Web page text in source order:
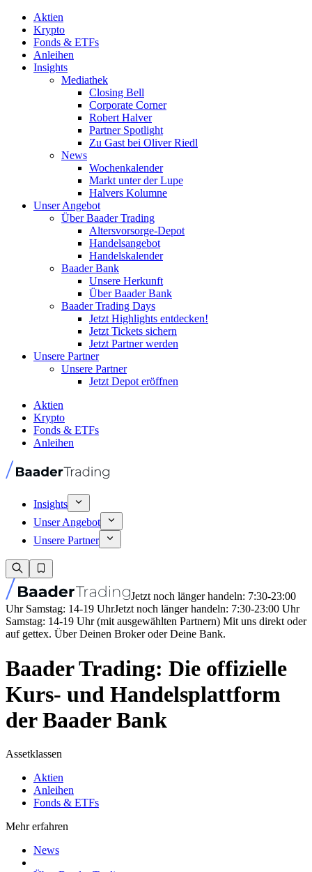
Aktien
Krypto
Fonds & ETFs
Anleihen
Insights
Mediathek
Closing Bell
Corporate Corner
Robert Halver
Partner Spotlight
Zu Gast bei Oliver Riedl
News
Wochenkalender
Markt unter der Lupe
Halvers Kolumne
Unser Angebot
Über Baader Trading
Altersvorsorge-Depot
Handelsangebot
Handelskalender
Baader Bank
Unsere Herkunft
Über Baader Bank
Baader Trading Days
Jetzt Highlights entdecken!
Jetzt Tickets sichern
Jetzt Partner werden
Unsere Partner
Unsere Partner
Jetzt Depot eröffnen
Aktien
Krypto
Fonds & ETFs
Anleihen
Insights
Unser Angebot
Unsere Partner
Jetzt noch länger handeln: 7:30-23:00
Uhr Samstag: 14-19 UhrJetzt noch länger handeln: 7:30-23:00 Uhr
Samstag: 14-19 Uhr (mit ausgewählten Partnern) Mit uns direkt oder
auf gettex. Über Deinen Broker oder Deine Bank.
Baader Trading: Die offizielle
Kurs- und Handelsplattform
der Baader Bank
Assetklassen
Aktien
Anleihen
Fonds & ETFs
Mehr erfahren
News